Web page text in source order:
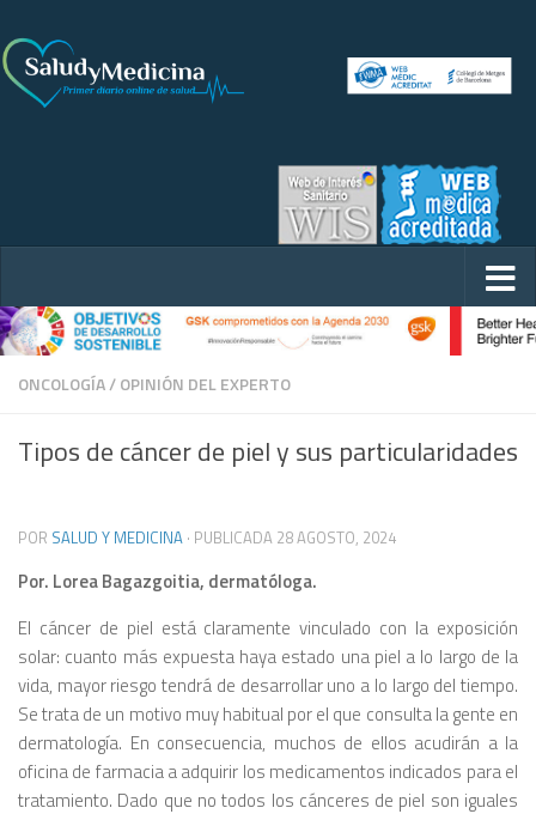
ONCOLOGÍA/OPINIÓN DEL EXPERTO
Tipos de cáncer de piel y sus particularidades
POR SALUD Y MEDICINA · PUBLICADA 28 AGOSTO, 2024
Por. Lorea Bagazgoitia, dermatóloga.
El cáncer de piel está claramente vinculado con la exposición
solar: cuanto más expuesta haya estado una piel a lo largo de la
vida, mayor riesgo tendrá de desarrollar uno a lo largo del tiempo.
Se trata de un motivo muy habitual por el que consulta la gente en
dermatología. En consecuencia, muchos de ellos acudirán a la
oficina de farmacia a adquirir los medicamentos indicados para el
tratamiento. Dado que no todos los cánceres de piel son iguales